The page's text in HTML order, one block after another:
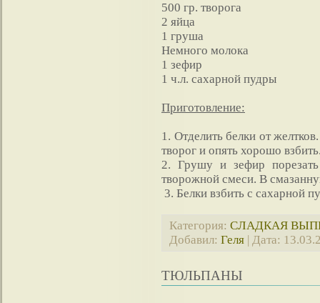
500 гр. творога
2 яйца
1 груша
Немного молока
1 зефир
1 ч.л. сахарной пудры
Приготовление:
1. Отделить белки от
творог и опять хорошо
2. Грушу и зефир
творожной смеси. В
3. Белки взбить с сахарной
Категория: СЛАДКАЯ
Добавил: Геля | Дата:
ТЮЛЬПАНЫ